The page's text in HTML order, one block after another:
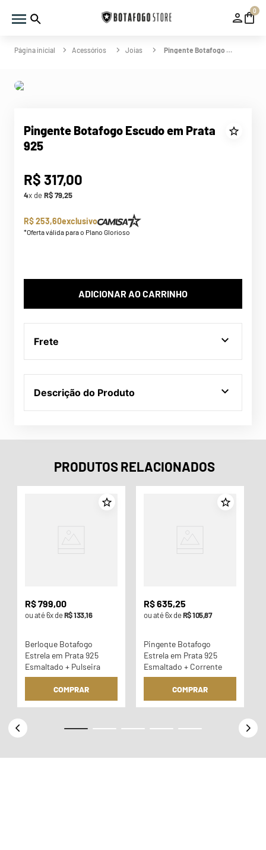
0
Acessórios Joias Pingente Botafogo Escudo em Prata 925
Pingente Botafogo Escudo em Prata
925
R$ 317,00
4x deR$79,25
R$ 253,60exclusivo
*Oferta válida para o Plano Glorioso
ADICIONAR AO CARRINHO
Frete
Descrição do Produto
PRODUTOS RELACIONADOS
R$799,00
ou até6x deR$133,16
Berloque Botafogo
Estrela em Prata 925
Esmaltado + Pulseira
COMPRAR
R$635,25
ou até6x deR$105,87
Pingente Botafogo
Estrela em Prata 925
Esmaltado + Corrente
COMPRAR